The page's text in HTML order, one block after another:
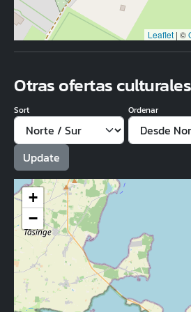
Leaflet | ©
Otras ofertas
Sort Ordenar
+
−